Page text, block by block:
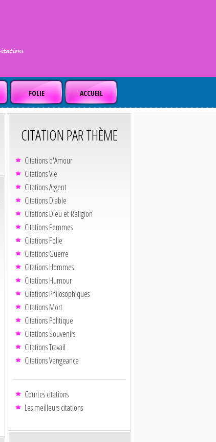
FOLIE ACCUEIL
CITATION PAR THÈME
Citations d'Amour
Citations Vie
Citations Argent
Citations Diable
Citations Dieu et Religion
Citations Femmes
Citations Folie
Citations Guerre
Citations Hommes
Citations Humour
Citations Philosophiques
Citations Mort
Citations Politique
Citations Souvenirs
Citations Travail
Citations Vengeance
Courtes citations
Les meilleurs citations